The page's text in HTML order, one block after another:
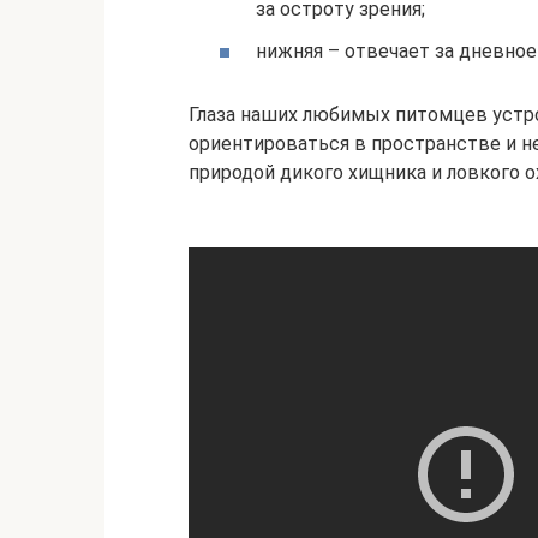
за остроту зрения;
нижняя – отвечает за
Глаза наших любимых питомцев
ориентироваться в пространстве и
природой дикого хищника и ловкого